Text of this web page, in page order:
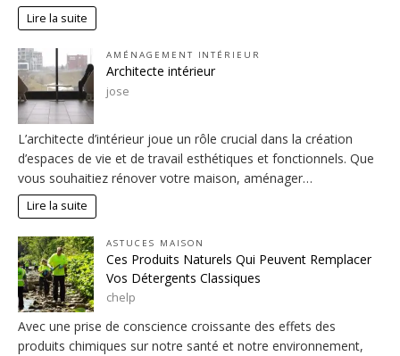
Lire la suite
AMÉNAGEMENT INTÉRIEUR
Architecte intérieur
jose
L’architecte d’intérieur joue un rôle crucial dans la création
d’espaces de vie et de travail esthétiques et fonctionnels. Que
vous souhaitiez rénover votre maison, aménager…
Lire la suite
ASTUCES MAISON
Ces Produits Naturels Qui Peuvent Remplacer
Vos Détergents Classiques
chelp
Avec une prise de conscience croissante des effets des
produits chimiques sur notre santé et notre environnement,